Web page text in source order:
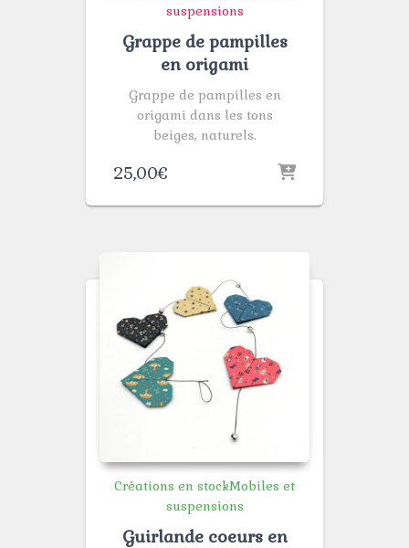
suspensions
Grappe de pampilles
en origami
Grappe de pampilles en
origami dans les tons
beiges, naturels.
25,00€
Créations en stockMobiles et
suspensions
Guirlande coeurs en